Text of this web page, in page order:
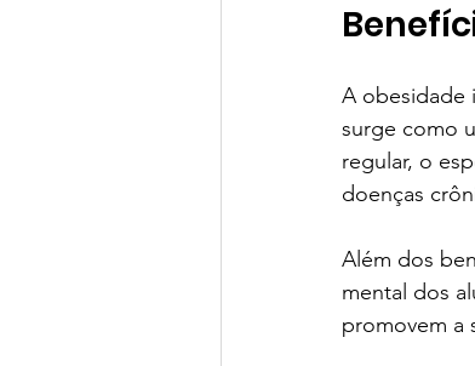
A obesidade
surge como
regular, o
doenças
Além dos
mental dos
promovem a